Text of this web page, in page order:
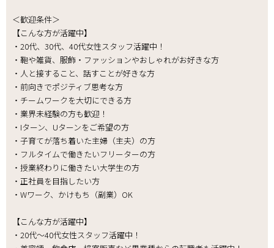
＜歓迎条件＞
【こんな方が活躍中】
・20代、30代、40代女性スタッフ活躍中！
・鞄や雑貨、服飾・ファッションやおしゃれがお好きな方
・人と接すること、話すことが好きな方
・前向きでポジティブ思考な方
・チームワークを大切にできる方
・業界未経験の方も歓迎！
・Iターン、Uターンをご希望の方
・子育てが落ち着いた主婦（主夫）の方
・フルタイムで働きたいフリーターの方
・授業終わりに働きたい大学生の方
・正社員を目指したい方
・Wワーク、かけもち（副業）OK
【こんな方が活躍中】
・20代～40代女性スタッフ活躍中！